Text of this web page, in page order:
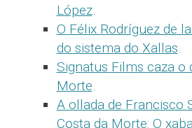
López.
O Félix Rodríguez de
do sistema do Xallas.
Signatus Films caza o
Morte.
A ollada de Francisco
Costa da Morte: O